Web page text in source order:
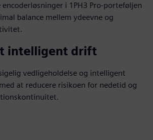
i 1PH3 Pro-porteføljen
balance mellem ydeevne og
intelligent drift
vedligeholdelse og intelligent
at reducere risikoen for nedetid og